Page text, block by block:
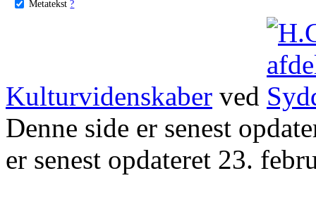
Metatekst ?
Kulturvidenskaber ved
Denne side er senest
er senest opdateret 23.